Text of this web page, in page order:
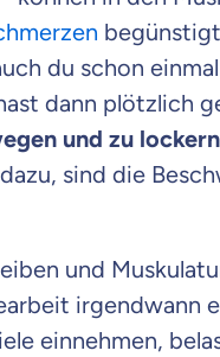
du schon
dann plötzlich
und zu
sind die
und
irgendwann
einnehmen,